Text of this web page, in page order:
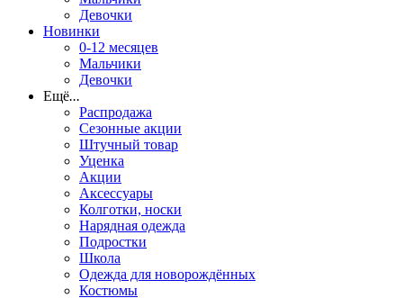
Девочки
Новинки
0-12 месяцев
Мальчики
Девочки
Ещё...
Распродажа
Сезонные акции
Штучный товар
Уценка
Акции
Аксессуары
Колготки, носки
Нарядная одежда
Подростки
Школа
Одежда для новорождённых
Костюмы